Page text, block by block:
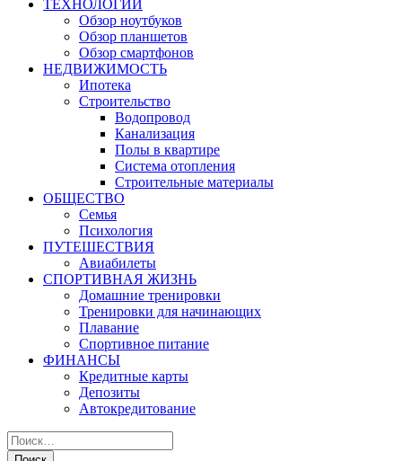
ТЕХНОЛОГИИ
Обзор ноутбуков
Обзор планшетов
Обзор смартфонов
НЕДВИЖИМОСТЬ
Ипотека
Строительство
Водопровод
Канализация
Полы в квартире
Система отопления
Строительные материалы
ОБЩЕСТВО
Семья
Психология
ПУТЕШЕСТВИЯ
Авиабилеты
СПОРТИВНАЯ ЖИЗНЬ
Домашние тренировки
Тренировки для начинающих
Плавание
Спортивное питание
ФИНАНСЫ
Кредитные карты
Депозиты
Автокредитование